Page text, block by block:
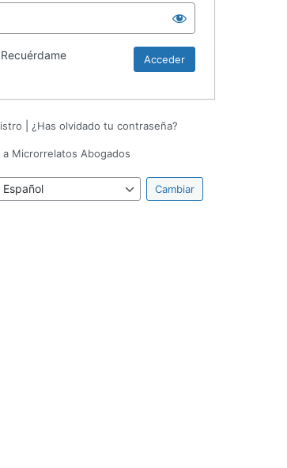
Recuérdame
¿Has olvidado tu contraseña?
Microrrelatos Abogados